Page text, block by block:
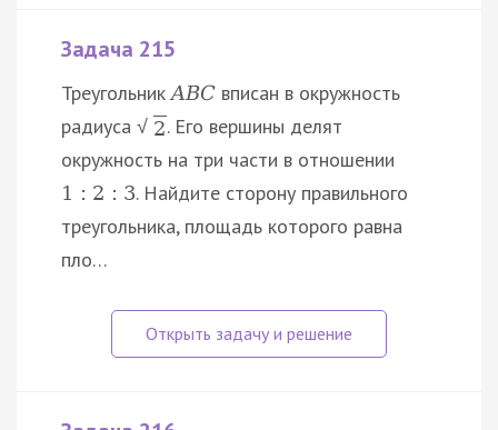
Задача 215
ТреугольникABC вписан в окружность
радиуса √ 2. Его вершины делят
окружность на три части в отношении
1 : 2 : 3. Найдите сторону правильного
треугольника, площадь которого равна
пло…